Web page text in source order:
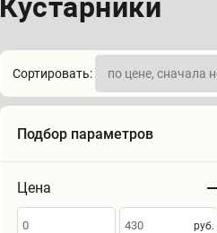
Кустарники
Сортировать:
Подбор параметров
Цена
Сортировать
по
руб.